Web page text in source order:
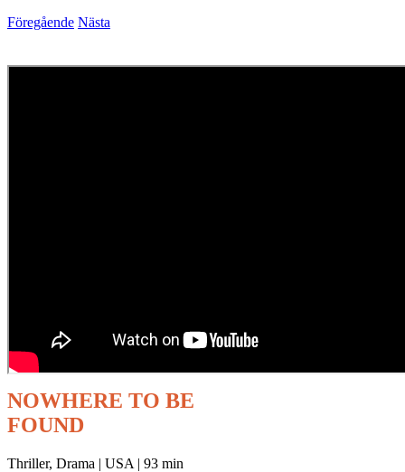
Föregående Nästa
NOWHERE TO BE
FOUND
Thriller, Drama | USA | 93 min